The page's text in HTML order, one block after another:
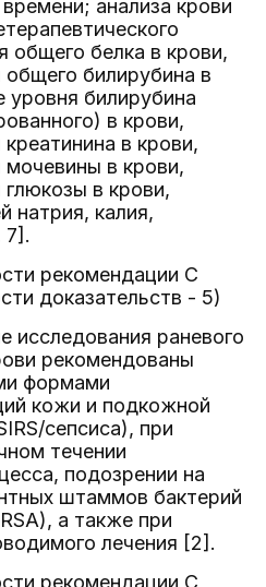
анализа крови
общего белка в крови,
билирубина в
уровня билирубина
в крови,
в крови,
мочевины в крови,
в крови,
натрия, калия,
7].
рекомендации C
доказательств - 5)
исследования раневого
рекомендованы
формами
кожи и подкожной
сепсиса), при
течении
подозрении на
штаммов бактерий
а также при
лечения [2].
рекомендации C